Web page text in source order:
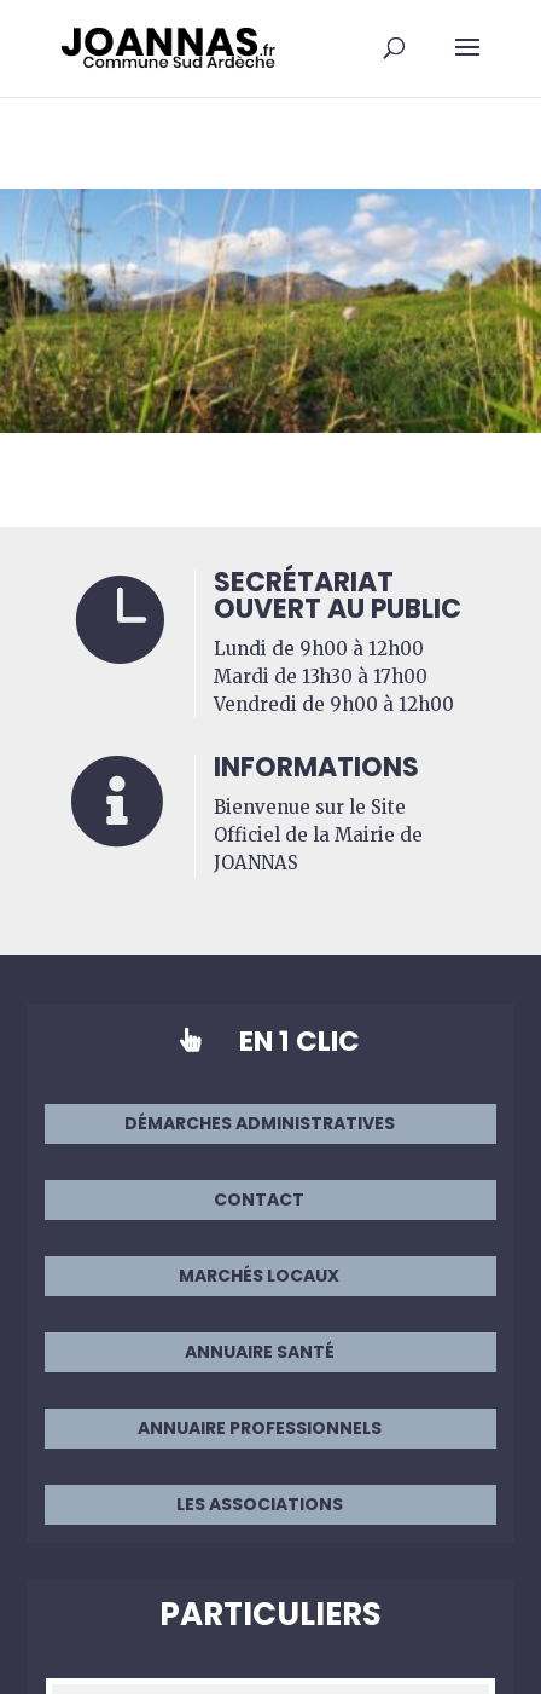
 SECRÉTARIAT
OUVERT AU PUBLIC
Lundi de 9h00 à 12h00
Mardi de 13h30 à 17h00
Vendredi de 9h00 à 12h00
 INFORMATIONS
Bienvenue sur le Site
Officiel de la Mairie de
JOANNAS
 EN 1 CLIC
DÉMARCHES ADMINISTRATIVES
CONTACT
MARCHÉS LOCAUX
ANNUAIRE SANTÉ
ANNUAIRE PROFESSIONNELS
LES ASSOCIATIONS
PARTICULIERS